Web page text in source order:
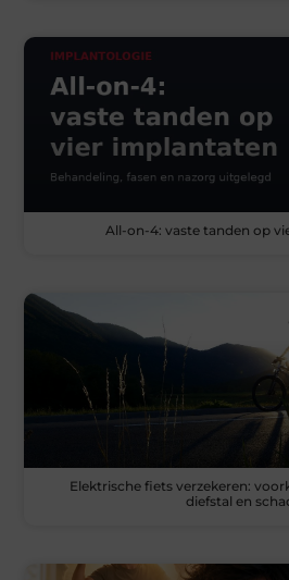
All-on-4: vaste tanden op
Elektrische fiets verzekeren:
diefstal en